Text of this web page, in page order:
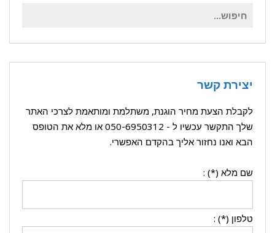
יצירת קשר
לקבלת הצעת מחיר הוגנת, משתלמת ומותאמת לצרכי האתר
שלך התקשר עכשיו ל - 050-6950312 או מלא את הטופס
הבא ואנו נחזור אליך בהקדם האפשרי.
שם מלא (*) :
טלפון (*) :